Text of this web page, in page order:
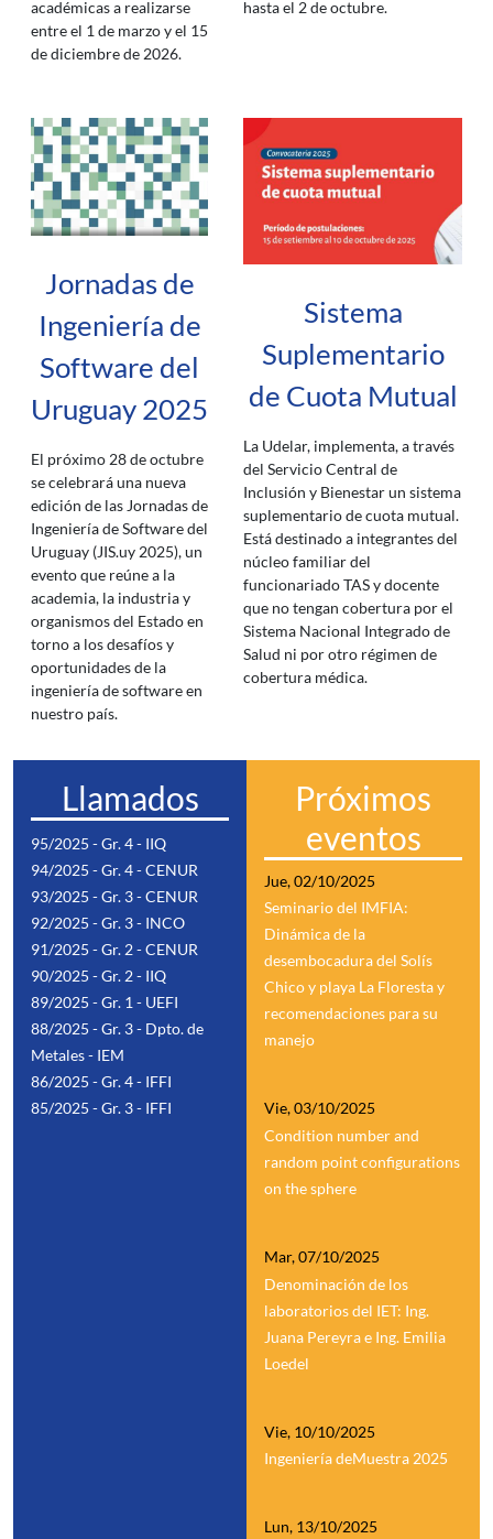
académicas a realizarse
entre el 1 de marzo y el 15
de diciembre de 2026.
hasta el 2 de octubre.
Jornadas de
Ingeniería de
Software del
Uruguay 2025
El próximo 28 de octubre
se celebrará una nueva
edición de las Jornadas de
Ingeniería de Software del
Uruguay (JIS.uy 2025), un
evento que reúne a la
academia, la industria y
organismos del Estado en
torno a los desafíos y
oportunidades de la
ingeniería de software en
nuestro país.
Sistema
Suplementario
de Cuota Mutual
La Udelar, implementa, a través
del Servicio Central de
Inclusión y Bienestar un sistema
suplementario de cuota mutual.
Está destinado a integrantes del
núcleo familiar del
funcionariado TAS y docente
que no tengan cobertura por el
Sistema Nacional Integrado de
Salud ni por otro régimen de
cobertura médica.
Llamados
95/2025 - Gr. 4 - IIQ
94/2025 - Gr. 4 - CENUR
93/2025 - Gr. 3 - CENUR
92/2025 - Gr. 3 - INCO
91/2025 - Gr. 2 - CENUR
90/2025 - Gr. 2 - IIQ
89/2025 - Gr. 1 - UEFI
88/2025 - Gr. 3 - Dpto. de
Metales - IEM
86/2025 - Gr. 4 - IFFI
85/2025 - Gr. 3 - IFFI
Próximos
eventos
Jue, 02/10/2025
Seminario del IMFIA:
Dinámica de la
desembocadura del Solís
Chico y playa La Floresta y
recomendaciones para su
manejo
Vie, 03/10/2025
Condition number and
random point configurations
on the sphere
Mar, 07/10/2025
Denominación de los
laboratorios del IET: Ing.
Juana Pereyra e Ing. Emilia
Loedel
Vie, 10/10/2025
Ingeniería deMuestra 2025
Lun, 13/10/2025